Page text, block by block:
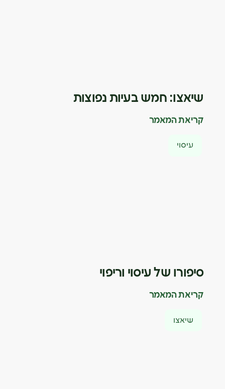
שיאצו: חמש בעיות נפוצות
קריאת המאמר
עיסוי
סיפורו של עיסוי וריפוי
קריאת המאמר
שיאצו